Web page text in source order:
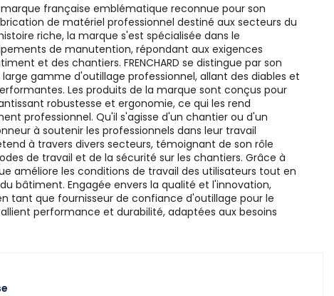
marque française emblématique reconnue pour son
de matériel professionnel destiné aux secteurs du
riche, la marque s'est spécialisée dans le
de manutention, répondant aux exigences
et des chantiers. FRENCHARD se distingue par son
gamme d'outillage professionnel, allant des diables et
Les produits de la marque sont conçus pour
robustesse et ergonomie, ce qui les rend
professionnel. Qu'il s'agisse d'un chantier ou d'un
à soutenir les professionnels dans leur travail
à travers divers secteurs, témoignant de son rôle
de travail et de la sécurité sur les chantiers. Grâce à
améliore les conditions de travail des utilisateurs tout en
bâtiment. Engagée envers la qualité et l'innovation,
tant que fournisseur de confiance d'outillage pour le
performance et durabilité, adaptées aux besoins